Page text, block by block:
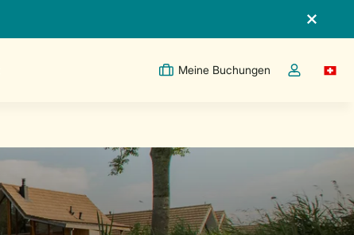
Meine Buchungen
Dropdown-